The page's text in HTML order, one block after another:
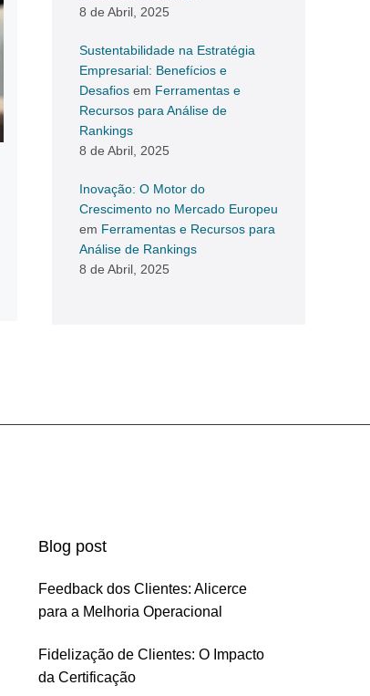
8 de Abril, 2025
Sustentabilidade na Estratégia
Empresarial: Benefícios e
Desafios em Ferramentas e
Recursos para Análise de
Rankings
8 de Abril, 2025
Inovação: O Motor do
Crescimento no Mercado Europeu
em Ferramentas e Recursos para
Análise de Rankings
8 de Abril, 2025
Blog post
Feedback dos Clientes: Alicerce
para a Melhoria Operacional
Fidelização de Clientes: O Impacto
da Certificação